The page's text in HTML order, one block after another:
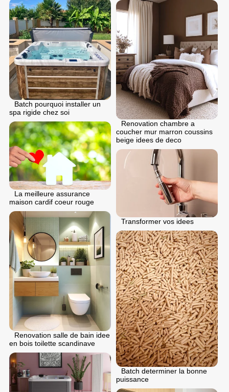
Batch pourquoi installer un
spa rigide chez soi
Renovation chambre a
coucher mur marron coussins
beige idees de deco
La meilleure assurance
maison cardif coeur rouge
Transformer vos idees
Renovation salle de bain idee
en bois toilette scandinave
Batch determiner la bonne
puissance